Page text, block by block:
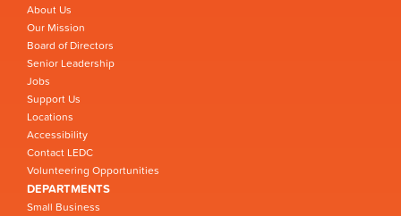
About Us
Our Mission
Board of Directors
Senior Leadership
Jobs
Support Us
Locations
Accessibility
Contact LEDC
Volunteering Opportunities
DEPARTMENTS
Small Business